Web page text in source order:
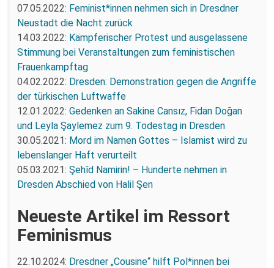
07.05.2022: Feminist*innen nehmen sich in Dresdner
Neustadt die Nacht zurück
14.03.2022: Kämpferischer Protest und ausgelassene
Stimmung bei Veranstaltungen zum feministischen
Frauenkampftag
04.02.2022: Dresden: Demonstration gegen die Angriffe
der türkischen Luftwaffe
12.01.2022: Gedenken an Sakine Cansız, Fidan Doğan
und Leyla Şaylemez zum 9. Todestag in Dresden
30.05.2021: Mord im Namen Gottes – Islamist wird zu
lebenslanger Haft verurteilt
05.03.2021: Şehîd Namirin! – Hunderte nehmen in
Dresden Abschied von Halil Şen
Neueste Artikel im Ressort
Feminismus
22.10.2024: Dresdner „Cousine“ hilft Pol*innen bei